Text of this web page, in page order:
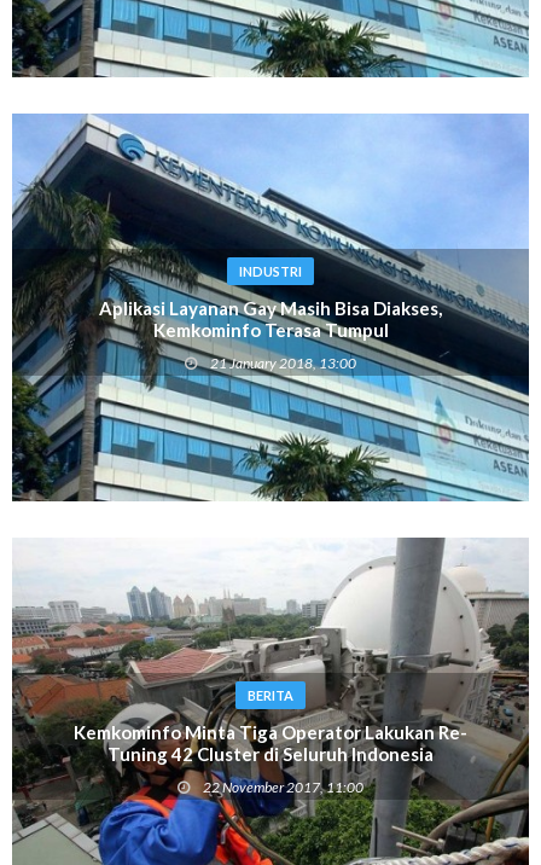
INDUSTRI
Aplikasi Layanan Gay Masih Bisa Diakses,
Kemkominfo Terasa Tumpul
21 January 2018, 13:00
BERITA
Kemkominfo Minta Tiga Operator Lakukan Re-
Tuning 42 Cluster di Seluruh Indonesia
22 November 2017, 11:00